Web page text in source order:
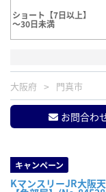
ショート【7日以上】
～30日未満
大阪府 門真市
お問合わ
キャンペーン
KマンスリーJR大阪